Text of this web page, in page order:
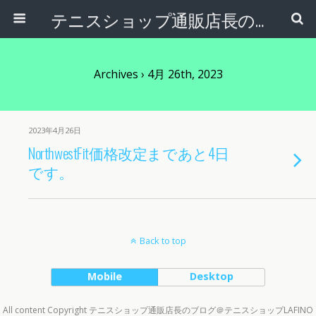
テニスショップ通販店長のブログ＠テニスショップLAFINO 西山克久
Archives › 4月 26th, 2023
2023年4月26日
NorthwestFit価格改定まであと4日
です。
Back to top
Mobile Desktop
All content Copyright テニスショップ通販店長のブログ＠テニスショップLAFINO